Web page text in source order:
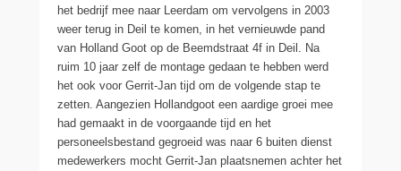
het bedrijf mee naar Leerdam om vervolgens in 2003
weer terug in Deil te komen, in het vernieuwde pand
van Holland Goot op de Beemdstraat 4f in Deil. Na
ruim 10 jaar zelf de montage gedaan te hebben werd
het ook voor Gerrit-Jan tijd om de volgende stap te
zetten. Aangezien Hollandgoot een aardige groei mee
had gemaakt in de voorgaande tijd en het
personeelsbestand gegroeid was naar 6 buiten dienst
medewerkers mocht Gerrit-Jan plaatsnemen achter het